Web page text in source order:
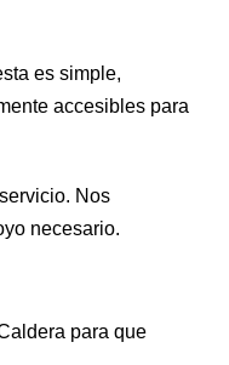
es simple,
accesibles para
Nos
necesario.
para que